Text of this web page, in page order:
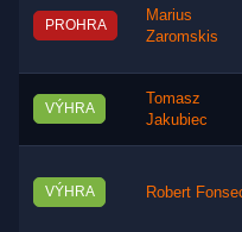
PROHRA
Marius
Zaromskis
VÝHRA
Tomasz
Jakubiec
VÝHRA Robert